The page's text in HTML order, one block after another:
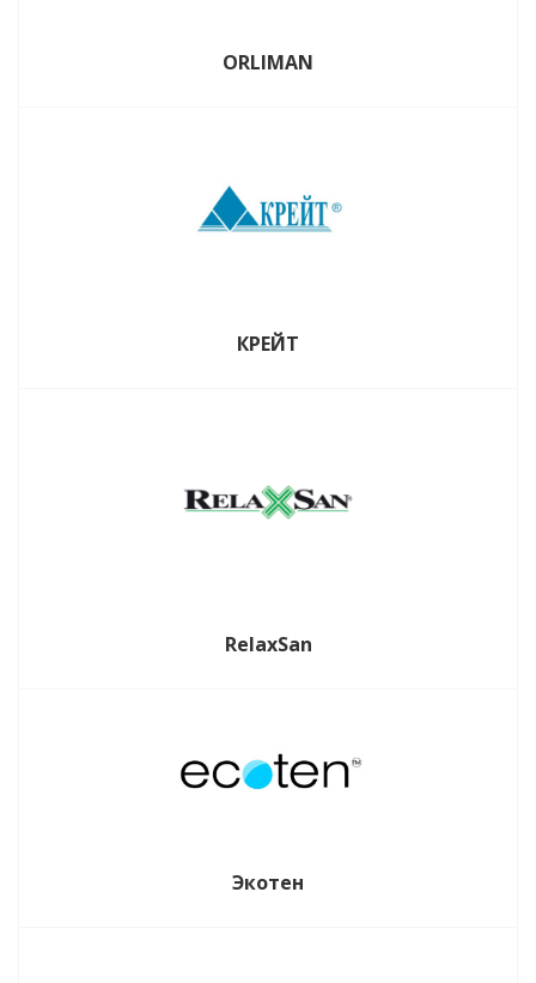
ORLIMAN
КРЕЙТ
RelaxSan
Экотен